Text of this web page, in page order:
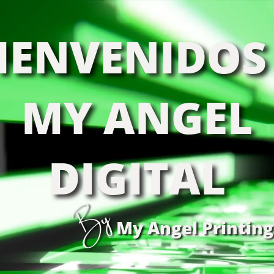
MY ANGEL
DIGITAL
ByMy Angel Printing